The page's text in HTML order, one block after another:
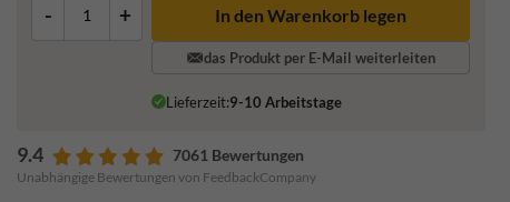
- + In den Warenkorb legen
das Produkt per E-Mail weiterleiten
Lieferzeit:9-10 Arbeitstage
9.4 7061 Bewertungen
Unabhängige Bewertungen von FeedbackCompany